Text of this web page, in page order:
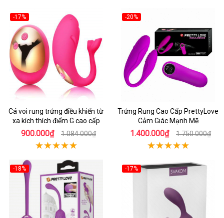
-17%
Cá voi rung trứng điều khiển từ
xa kích thích điểm G cao cấp
900.000₫ 1.084.000₫
-20%
Trứng Rung Cao Cấp PrettyLove
Cảm Giác Mạnh Mẽ
1.400.000₫ 1.750.000₫
-18% -17%